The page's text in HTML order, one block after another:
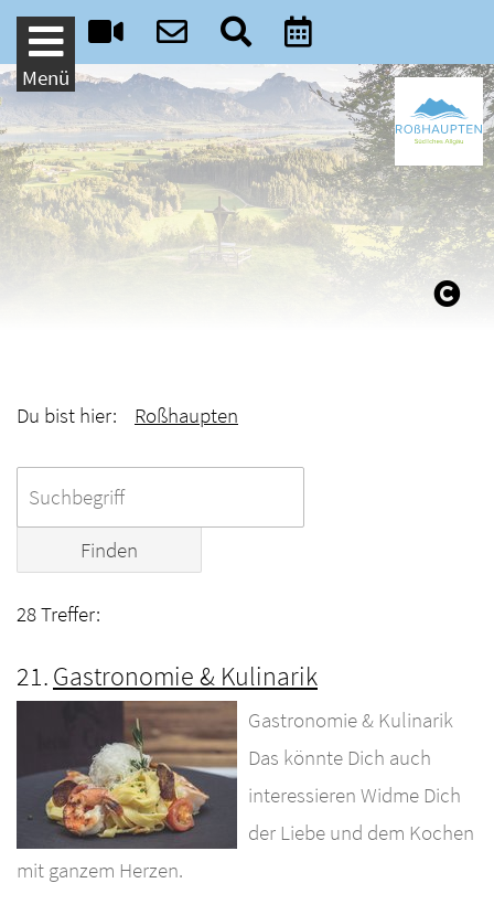
Weiter zum Inhalt
Menü
Du bist hier: Roßhaupten
28 Treffer:
21. Gastronomie & Kulinarik
Gastronomie & Kulinarik
Das könnte Dich auch
interessieren Widme Dich
der Liebe und dem Kochen
mit ganzem Herzen.